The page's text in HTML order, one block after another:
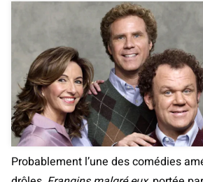
Probablement l’une des comédies